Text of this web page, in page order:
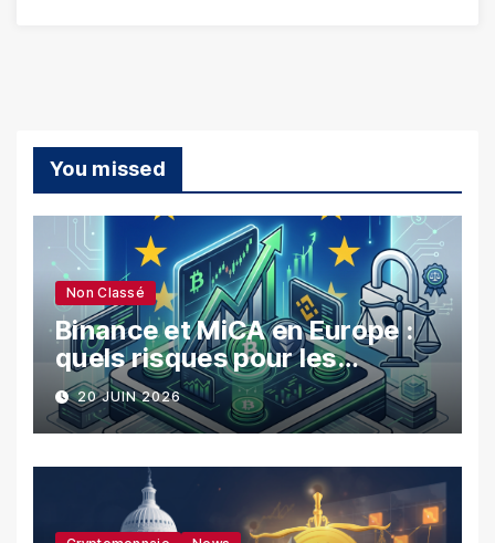
You missed
Non Classé
Binance et MiCA en Europe :
quels risques pour les
utilisateurs ?
20 JUIN 2026